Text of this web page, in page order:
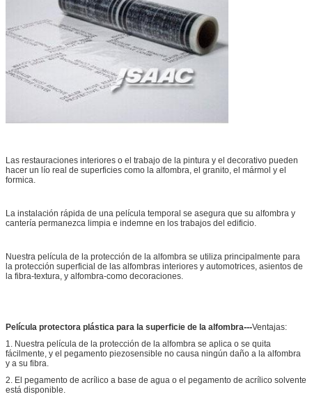
Las restauraciones interiores o el trabajo de la pintura y el decorativo pueden
hacer un lío real de superficies como la alfombra, el granito, el mármol y el
formica.
La instalación rápida de una película temporal se asegura que su alfombra y
cantería permanezca limpia e indemne en los trabajos del edificio.
Nuestra película de la protección de la alfombra se utiliza principalmente para
la protección superficial de las alfombras interiores y automotrices, asientos de
la fibra-textura, y alfombra-como decoraciones.
Película protectora plástica para la superficie de la alfombra---Ventajas:
1. Nuestra película de la protección de la alfombra se aplica o se quita
fácilmente, y el pegamento piezosensible no causa ningún daño a la alfombra
y a su fibra.
2. El pegamento de acrílico a base de agua o el pegamento de acrílico solvente
está disponible.